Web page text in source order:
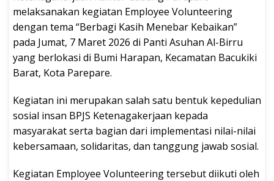
melaksanakan kegiatan Employee Volunteering
dengan tema “Berbagi Kasih Menebar Kebaikan”
pada Jumat, 7 Maret 2026 di Panti Asuhan Al-Birru
yang berlokasi di Bumi Harapan, Kecamatan Bacukiki
Barat, Kota Parepare.
Kegiatan ini merupakan salah satu bentuk kepedulian
sosial insan BPJS Ketenagakerjaan kepada
masyarakat serta bagian dari implementasi nilai-nilai
kebersamaan, solidaritas, dan tanggung jawab sosial.
Kegiatan Employee Volunteering tersebut diikuti oleh